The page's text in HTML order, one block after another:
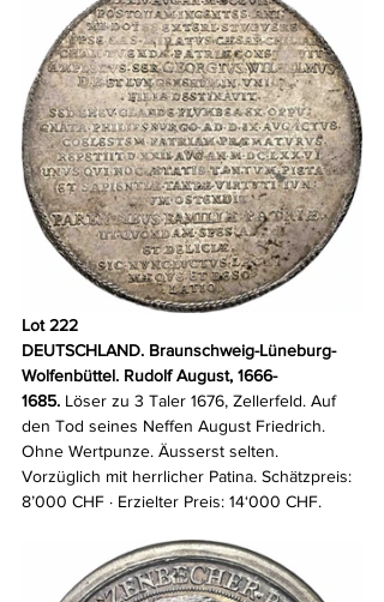
Lot 222
DEUTSCHLAND. Braunschweig-Lüneburg-
Wolfenbüttel. Rudolf August, 1666-
1685. Löser zu 3 Taler 1676, Zellerfeld. Auf
den Tod seines Neffen August Friedrich.
Ohne Wertpunze. Äusserst selten.
Vorzüglich mit herrlicher Patina. Schätzpreis:
8’000 CHF · Erzielter Preis: 14‘000 CHF.